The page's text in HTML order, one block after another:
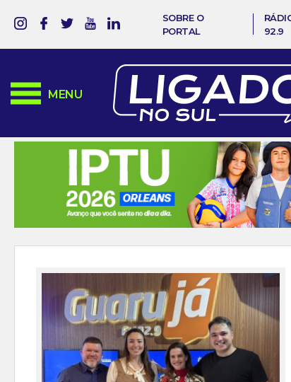
SOBRE O
PORTAL
92.9
MENU